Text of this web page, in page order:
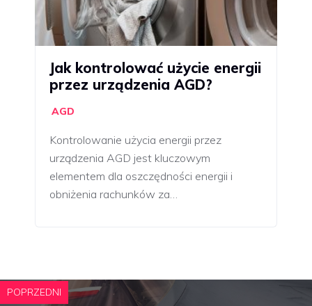
Jak kontrolować użycie energii
przez urządzenia AGD?
AGD
Kontrolowanie użycia energii przez
urządzenia AGD jest kluczowym
elementem dla oszczędności energii i
obniżenia rachunków za…
POPRZEDNI